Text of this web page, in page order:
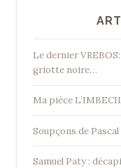
Le dernier
griotte noire…
Ma pièce
Soupçons de
Samuel Paty :